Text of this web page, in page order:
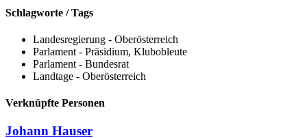
Schlagworte / Tags
Landesregierung - Oberösterreich
Parlament - Präsidium, Klubobleute
Parlament - Bundesrat
Landtage - Oberösterreich
Verknüpfte Personen
Johann Hauser